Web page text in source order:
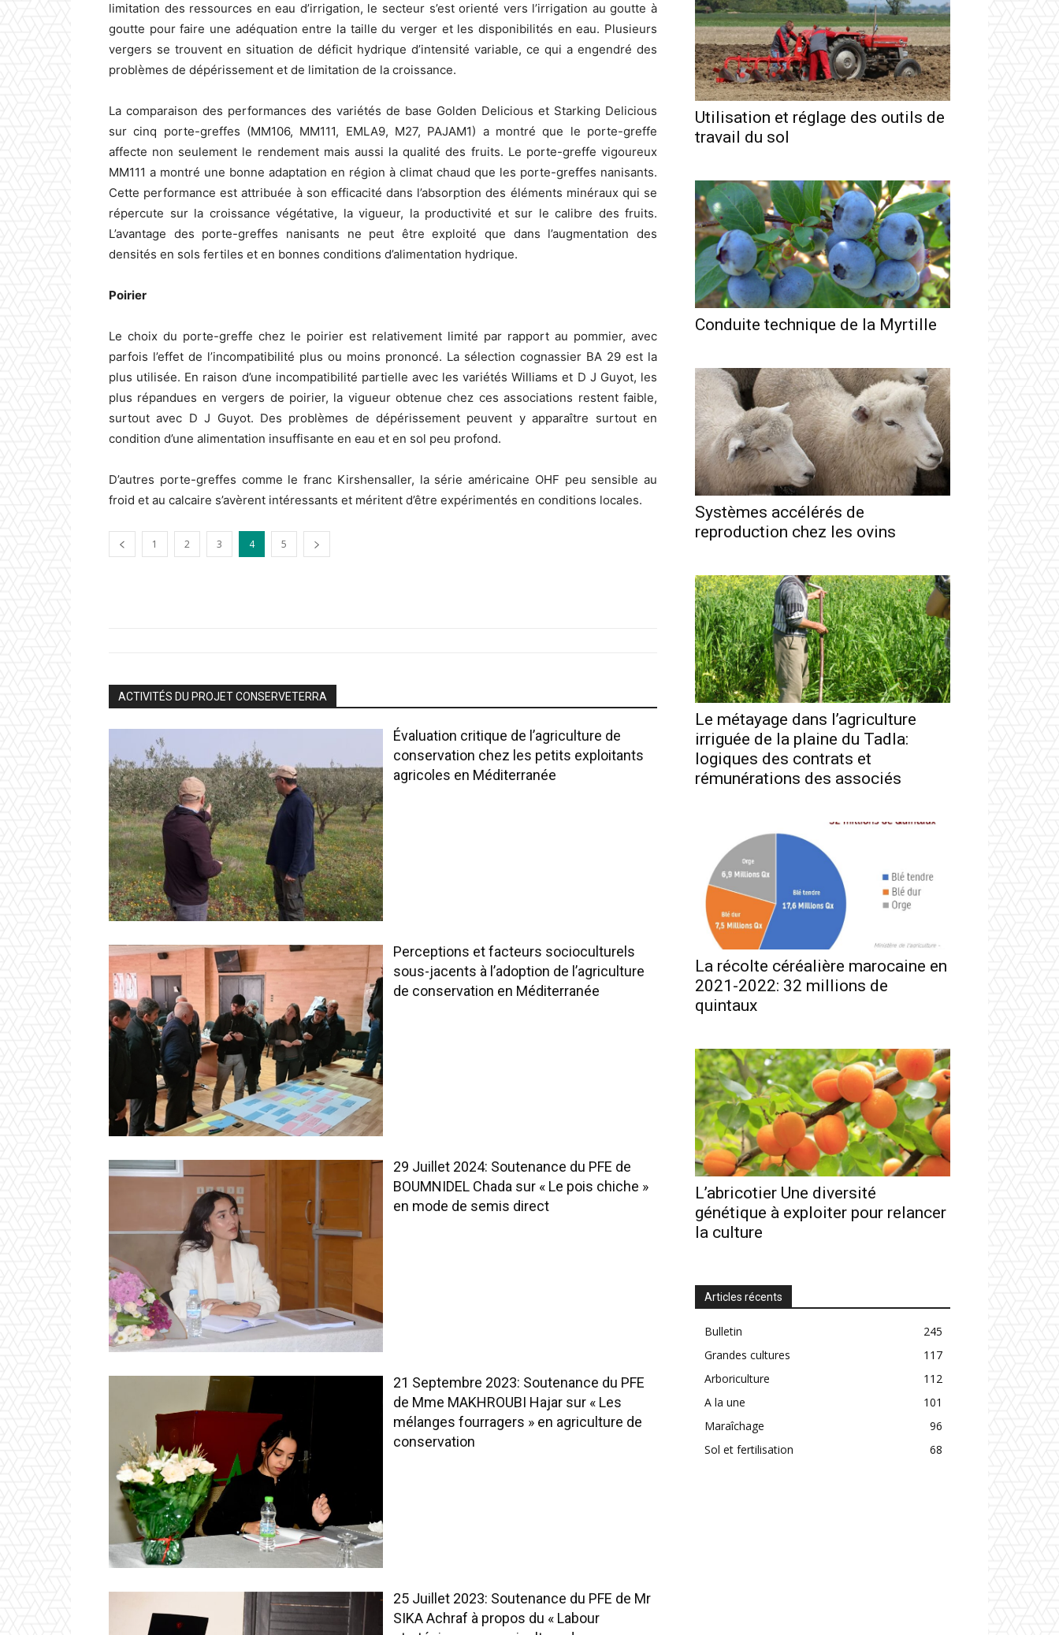
limitation des ressources en eau d’irrigation, le secteur s’est orienté vers l’irrigation au goutte à
goutte pour faire une adéquation entre la taille du verger et les disponibilités en eau. Plusieurs
vergers se trouvent en situation de déficit hydrique d’intensité variable, ce qui a engendré des
problèmes de dépérissement et de limitation de la croissance.
La comparaison des performances des variétés de base Golden Delicious et Starking Delicious
sur cinq porte-greffes (MM106, MM111, EMLA9, M27, PAJAM1) a montré que le porte-greffe
affecte non seulement le rendement mais aussi la qualité des fruits. Le porte-greffe vigoureux
MM111 a montré une bonne adaptation en région à climat chaud que les porte-greffes nanisants.
Cette performance est attribuée à son efficacité dans l’absorption des éléments minéraux qui se
répercute sur la croissance végétative, la vigueur, la productivité et sur le calibre des fruits.
L’avantage des porte-greffes nanisants ne peut être exploité que dans l’augmentation des
densités en sols fertiles et en bonnes conditions d’alimentation hydrique.
Poirier
Le choix du porte-greffe chez le poirier est relativement limité par rapport au pommier, avec
parfois l’effet de l’incompatibilité plus ou moins prononcé. La sélection cognassier BA 29 est la
plus utilisée. En raison d’une incompatibilité partielle avec les variétés Williams et D J Guyot, les
plus répandues en vergers de poirier, la vigueur obtenue chez ces associations restent faible,
surtout avec D J Guyot. Des problèmes de dépérissement peuvent y apparaître surtout en
condition d’une alimentation insuffisante en eau et en sol peu profond.
D’autres porte-greffes comme le franc Kirshensaller, la série américaine OHF peu sensible au
froid et au calcaire s’avèrent intéressants et méritent d’être expérimentés en conditions locales.
1 2 3 4 5
ACTIVITÉS DU PROJET CONSERVETERRA
Évaluation critique de l’agriculture de
conservation chez les petits exploitants
agricoles en Méditerranée
Perceptions et facteurs socioculturels
sous-jacents à l’adoption de l’agriculture
de conservation en Méditerranée
29 Juillet 2024: Soutenance du PFE de
BOUMNIDEL Chada sur « Le pois chiche »
en mode de semis direct
21 Septembre 2023: Soutenance du PFE
de Mme MAKHROUBI Hajar sur « Les
mélanges fourragers » en agriculture de
conservation
25 Juillet 2023: Soutenance du PFE de Mr
SIKA Achraf à propos du « Labour
Utilisation et réglage des outils de
travail du sol
Conduite technique de la Myrtille
Systèmes accélérés de
reproduction chez les ovins
Le métayage dans l’agriculture
irriguée de la plaine du Tadla:
logiques des contrats et
rémunérations des associés
La récolte céréalière marocaine en
2021-2022: 32 millions de
quintaux
L’abricotier Une diversité
génétique à exploiter pour relancer
la culture
Articles récents
Bulletin
245
Grandes cultures
117
Arboriculture
112
A la une
101
Maraîchage
96
Sol et fertilisation
68